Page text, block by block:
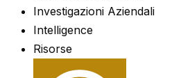
Investigazioni Aziendali
Intelligence
Risorse